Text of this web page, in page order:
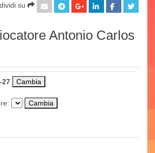
su
Antonio Carlos
27